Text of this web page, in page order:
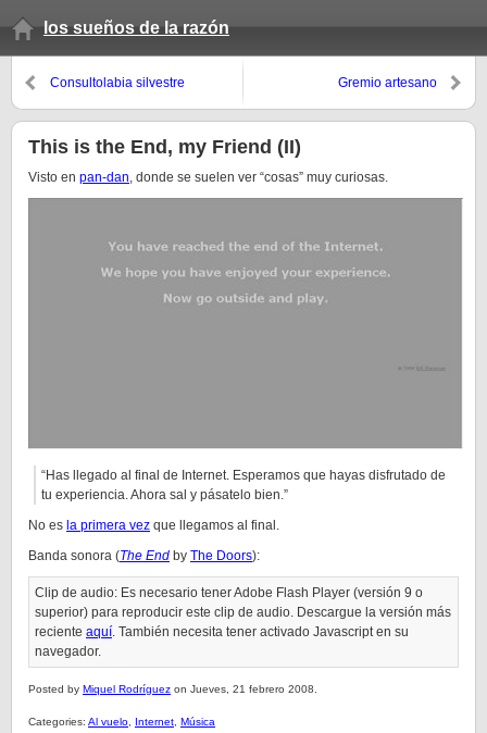
los sueños de la razón
Consultolabia silvestre Gremio artesano
This is the End, my Friend (II)
Visto en pan-dan, donde se suelen ver “cosas” muy curiosas.
“Has llegado al final de Internet. Esperamos que hayas disfrutado de
tu experiencia. Ahora sal y pásatelo bien.”
No es la primera vez que llegamos al final.
Banda sonora (The End by The Doors):
Clip de audio: Es necesario tener Adobe Flash Player (versión 9 o
superior) para reproducir este clip de audio. Descargue la versión más
reciente aquí. También necesita tener activado Javascript en su
navegador.
Posted by Miquel Rodríguez on Jueves, 21 febrero 2008.
Categories: Al vuelo Internet Música